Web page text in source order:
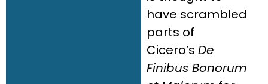
have scrambled
parts of
Cicero’sDe
Finibus Bonorum